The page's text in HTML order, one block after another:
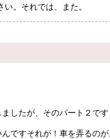
。それでは、また。
したが、そのパート２で
ですそれが！車を弄るの